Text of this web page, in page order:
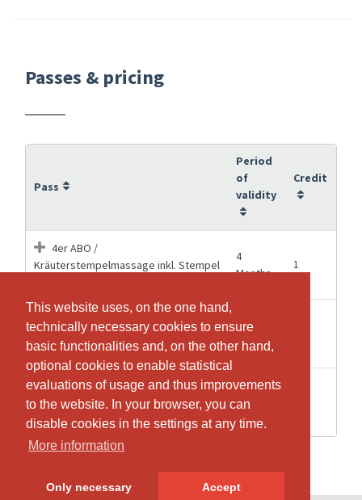
This website uses, on the one hand,
technically necessary cookies to ensure
basic functionalities and, on the other hand,
optional cookies to enable statistical
evaluations of usage and thus improvements
to the website. In your browser, you can
disable cookies in the settings at any time.
More information
Only necessary Accept
This website uses, on the one hand,
technically necessary cookies to ensure
basic functionalities and, on the other hand,
optional cookies to enable statistical
evaluations of usage and thus improvements
to the website. In your browser, you can
disable cookies in the settings at any time.
More information
Only necessary Accept
Passes & pricing
Pass
Period
of
validity
Credit
4er ABO /
Kräuterstempelmassage inkl. Stempel
4
Months
1
60 Min. 2. Variante
Kräuterstempelmassage inkl. Stempel
CHF 110.-
4 weeks
90 Min. 2. Variante
Kräuterstempelmassage inkl. Stempel
CHF 140.-
4 weeks